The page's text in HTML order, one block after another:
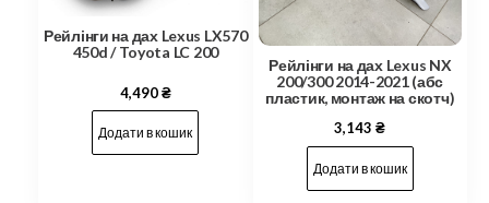
Рейлінги на дах Lexus LX570
450d / Toyota LC 200
4,490₴
Додати в кошик
Рейлінги на дах Lexus NX
200/300 2014-2021 (абс
пластик, монтаж на скотч)
3,143₴
Додати в кошик